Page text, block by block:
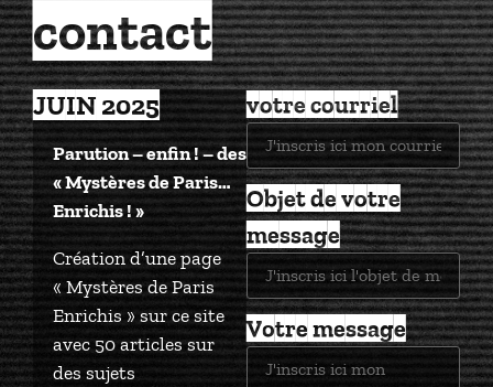
contact
JUIN 2025
Parution – enfin ! – des
« Mystères de Paris…
Enrichis ! »
Création d’une page
« Mystères de Paris
Enrichis » sur ce site
avec 50 articles sur
des sujets
votre courriel
Objet de votre
message
Votre message